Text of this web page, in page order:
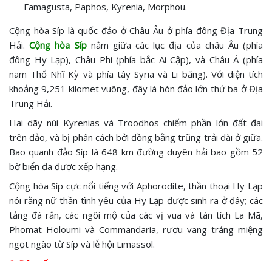
Famagusta, Paphos, Kyrenia, Morphou.
Cộng hòa Síp là quốc đảo ở Châu Âu ở phía đông Địa Trung
Hải.Cộng hòa Sípnằm giữa các lục địa của châu Âu (phía
đông Hy Lạp), Châu Phi (phía bắc Ai Cập), và Châu Á (phía
nam Thổ Nhĩ Kỳ và phía tây Syria và Li băng). Với diện tích
khoảng 9,251 kilomet vuông, đây là hòn đảo lớn thứ ba ở Địa
Trung Hải.
Hai dãy núi Kyrenias và Troodhos chiếm phần lớn đất đai
trên đảo, và bị phân cách bởi đồng bằng trũng trải dài ở giữa.
Bao quanh đảo Síp là 648 km đường duyên hải bao gồm 52
bờ biển đã được xếp hạng.
Cộng hòa Síp cực nổi tiếng với Aphorodite, thần thoại Hy Lạp
nói rằng nữ thần tình yêu của Hy Lạp được sinh ra ở đây; các
tảng đá rắn, các ngôi mộ của các vị vua và tàn tích La Mã,
Phomat Holoumi và Commandaria, rượu vang tráng miệng
ngọt ngào từ Síp và lễ hội Limassol.